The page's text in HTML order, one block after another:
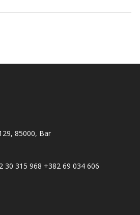
85000, Bar
30 315 968 +382 69 034 606